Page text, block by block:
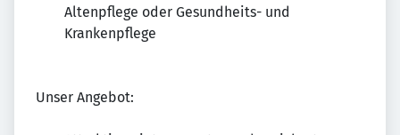
Altenpflege oder Gesundheits- und
Krankenpflege
Unser Angebot: